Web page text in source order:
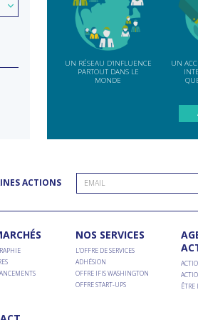
INDE
MISSION D’ENTREPRISES
UN RÉSEAU D'INFLUENCE
PARTOUT DANS LE
MONDE
UN
ACTIONS
NOS SERVICES
L’OFFRE DE SERVICES
ADHÉSION
OFFRE IFIS WASHINGTON
OFFRE START-UPS
ÊTRE